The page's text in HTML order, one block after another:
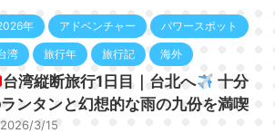
年 アドベンチャー パワースポット
湾 旅行年 旅行記 海外
台湾縦断旅行1日目｜台北へ
十分
ンタンと幻想的な雨の九份を満喫
2026/3/15